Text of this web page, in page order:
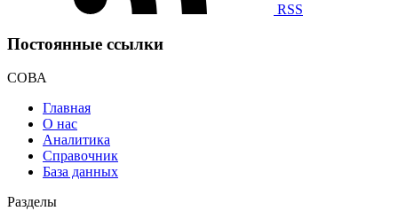
RSS
Постоянные ссылки
СОВА
Главная
О нас
Аналитика
Справочник
База данных
Разделы